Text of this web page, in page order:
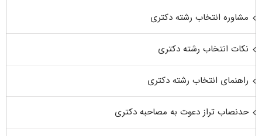
مشاوره انتخاب رشته دکتری
نکات انتخاب رشته دکتری
راهنمای انتخاب رشته دکتری
حدنصاب تراز دعوت به مصاحبه دکتری